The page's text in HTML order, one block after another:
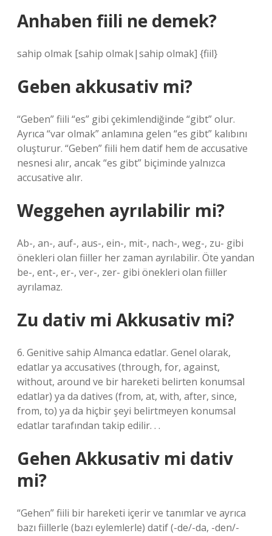
Anhaben fiili ne demek?
sahip olmak [sahip olmak|sahip olmak] {fiil}
Geben akkusativ mi?
“Geben” fiili “es” gibi çekimlendiğinde “gibt” olur.
Ayrıca “var olmak” anlamına gelen “es gibt” kalıbını
oluşturur. “Geben” fiili hem datif hem de accusative
nesnesi alır, ancak “es gibt” biçiminde yalnızca
accusative alır.
Weggehen ayrılabilir mi?
Ab-, an-, auf-, aus-, ein-, mit-, nach-, weg-, zu- gibi
önekleri olan fiiller her zaman ayrılabilir. Öte yandan
be-, ent-, er-, ver-, zer- gibi önekleri olan fiiller
ayrılamaz.
Zu dativ mi Akkusativ mi?
6. Genitive sahip Almanca edatlar. Genel olarak,
edatlar ya accusatives (through, for, against,
without, around ve bir hareketi belirten konumsal
edatlar) ya da datives (from, at, with, after, since,
from, to) ya da hiçbir şeyi belirtmeyen konumsal
edatlar tarafından takip edilir. . .
Gehen Akkusativ mi dativ
mi?
“Gehen” fiili bir hareketi içerir ve tanımlar ve ayrıca
bazı fiillerle (bazı eylemlerle) datif (-de/-da, -den/-